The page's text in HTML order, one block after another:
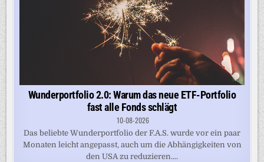
Wunderportfolio 2.0: Warum das neue ETF-Portfolio
fast alle Fonds schlägt
10-08-2026
Das beliebte Wunderportfolio der F.A.S. wurde vor ein paar
Monaten leicht angepasst, auch um die Abhängigkeiten von
den USA zu reduzieren....